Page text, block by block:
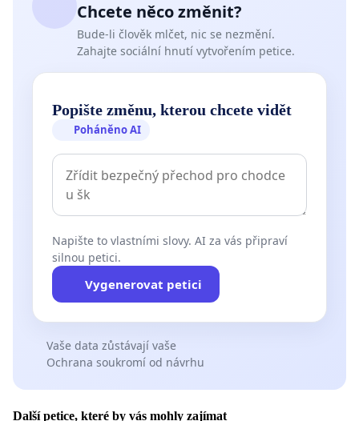
Chcete něco změnit?
Bude-li člověk mlčet, nic se nezmění.
Zahajte sociální hnutí vytvořením petice.
Popište změnu, kterou chcete vidět
Poháněno AI
Napište to vlastními slovy. AI za vás připraví
silnou petici.
Vygenerovat petici
Vaše data zůstávají vaše
Ochrana soukromí od návrhu
Další petice, které by vás mohly zajímat